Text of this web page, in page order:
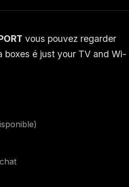
vous pouvez regarder
boxes é just your TV and Wi-